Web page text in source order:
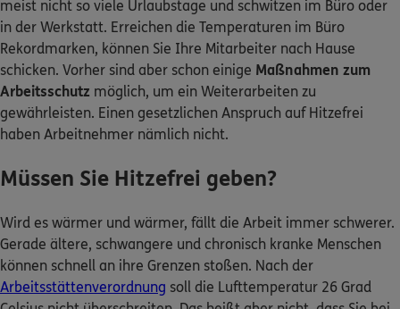
Kontakt
Meine Versicherungen
Sehen Sie auf einen Blick Ihre Versicherungen bei ERGO,
Zum Kundenportal
meist nicht so viele Urlaubstage und schwitzen im Büro oder
in der Werkstatt. Erreichen die Temperaturen im Büro
Rekordmarken, können Sie Ihre Mitarbeiter nach Hause
schicken. Vorher sind aber schon einige Maßnahmen zum
Arbeitsschutz möglich, um ein Weiterarbeiten zu
gewährleisten. Einen gesetzlichen Anspruch auf Hitzefrei
haben Arbeitnehmer nämlich nicht.
Müssen Sie Hitzefrei geben?
Wird es wärmer und wärmer, fällt die Arbeit immer schwerer.
Gerade ältere, schwangere und chronisch kranke Menschen
können schnell an ihre Grenzen stoßen. Nach der
Arbeitsstättenverordnung soll die Lufttemperatur 26 Grad